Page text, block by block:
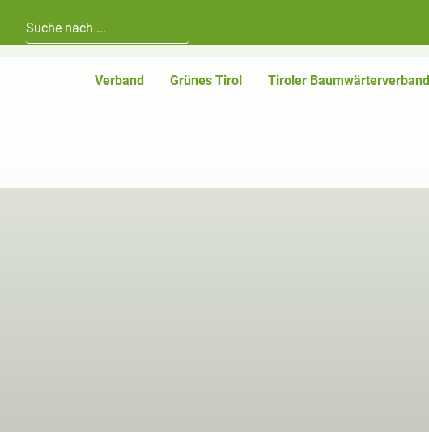
Verband Grünes Tirol Tiroler Baumwärterverband